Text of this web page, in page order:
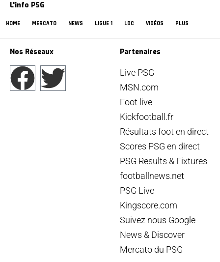
L'info PSG
HOME MERCATO NEWS LIGUE 1 LDC VIDÉOS PLUS
Nos Réseaux Partenaires
Live PSG
MSN.com
Foot live
Kickfootball.fr
Résultats foot en direct
Scores PSG en direct
PSG Results & Fixtures
footballnews.net
PSG Live
Kingscore.com
Suivez nous Google
News & Discover
Mercato du PSG